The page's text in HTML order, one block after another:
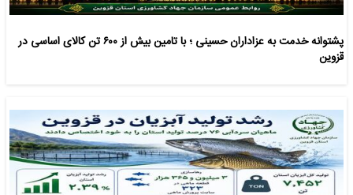
پشتوانه خدمت به عزاداران حسینی ؛ با تامین بیش از ۶۰۰ تن کالای اساسی در
قزوین